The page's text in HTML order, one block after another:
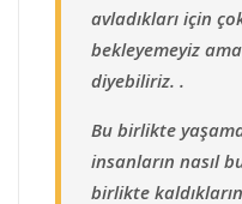
avladıkları için
bekleyemeyiz
diyebiliriz. .
Bu birlikte
insanların nasıl
birlikte